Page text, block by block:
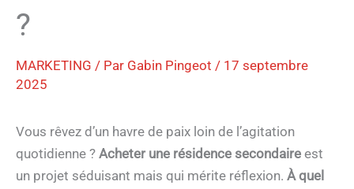
?
MARKETING / Par Gabin Pingeot / 17 septembre
2025
Vous rêvez d’un havre de paix loin de l’agitation
quotidienne ? Acheter une résidence secondaire est
un projet séduisant mais qui mérite réflexion. À quel